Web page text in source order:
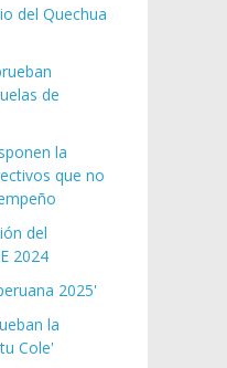
del Quechua
de
la
que no
del
2024
2025'
la
Cole'